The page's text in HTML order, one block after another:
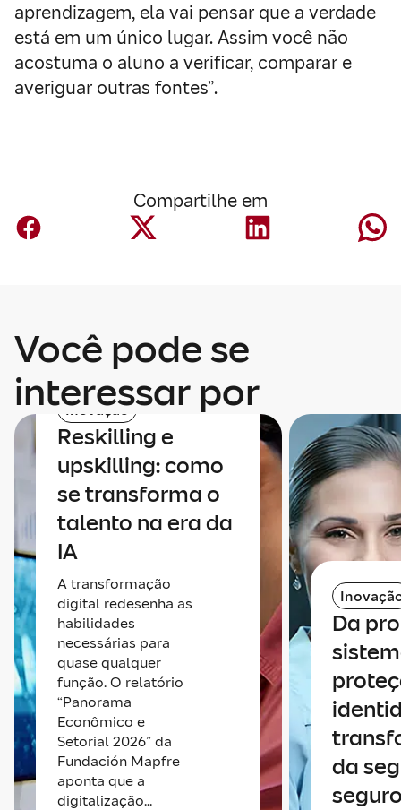
aprendizagem, ela vai pensar que a verdade
está em um único lugar. Assim você não
acostuma o aluno a verificar, comparar e
averiguar outras fontes”.
Compartilhe em
Você pode se
interessar por
Inovação
Reskilling e
upskilling: como
se transforma o
talento na era da
IA
A transformação
digital redesenha as
habilidades
necessárias para
quase qualquer
função. O relatório
“Panorama
Econômico e
Setorial 2026” da
Fundación Mapfre
aponta que a
digitalização...
Da
da